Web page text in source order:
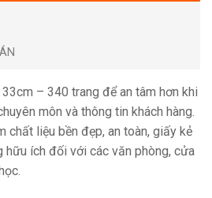
– 340 trang để an tâm hơn khi
môn và thông tin khách hàng.
chất liệu bền đẹp, an toàn, giấy kẻ
hữu ích đối với các văn phòng, cửa